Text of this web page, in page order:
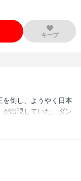
キープ
倒し、ようやく日本
出現していた。ダン
やレアアイテムで埋
び屋』のスキルを得
ら持ち帰った大量の
挑む!!